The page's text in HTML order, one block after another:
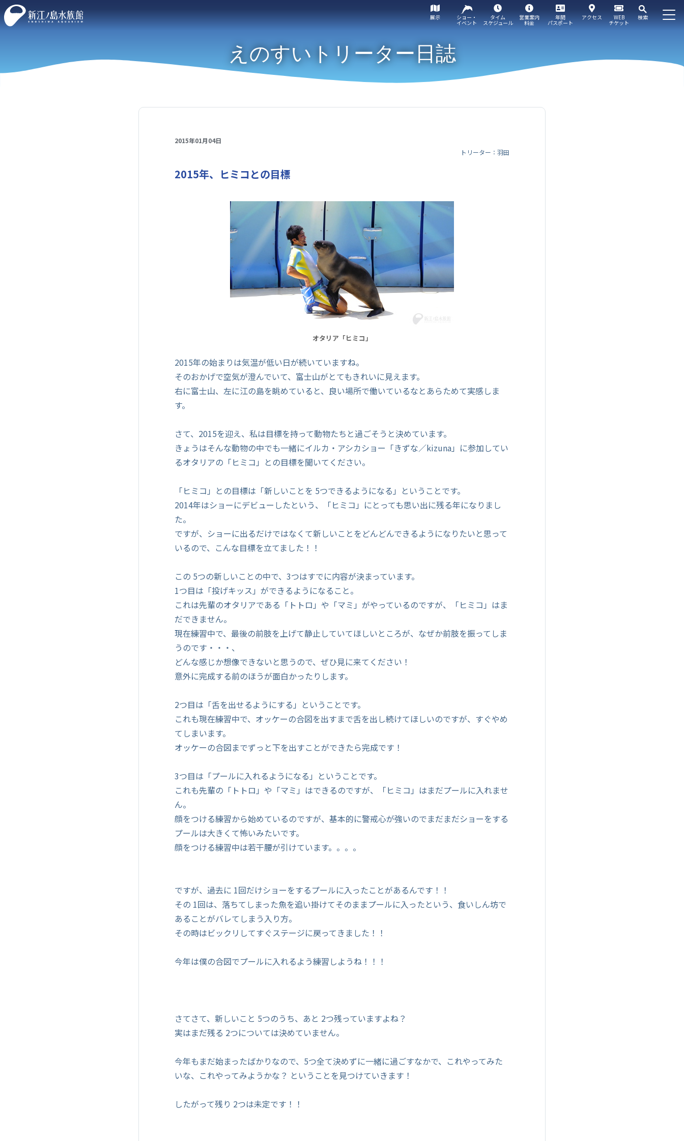
WEB
チケット
検索
展示 ショー・
イベント
タイム
スケジュール
営業案内
料金
年間
パスポート
アクセス
えのすいトリーター日誌
2015年01月04日
トリーター：羽田
2015年、ヒミコとの目標
オタリア「ヒミコ」
2015年の始まりは気温が低い日が続いていますね。
そのおかげで空気が澄んでいて、富士山がとてもきれいに見えます。
右に富士山、左に江の島を眺めていると、良い場所で働いているなとあらためて実感しま
す。
さて、2015を迎え、私は目標を持って動物たちと過ごそうと決めています。
きょうはそんな動物の中でも一緒にイルカ・アシカショー「きずな／kizuna」に参加してい
るオタリアの「ヒミコ」との目標を聞いてください。
「ヒミコ」との目標は「新しいことを 5つできるようになる」ということです。
2014年はショーにデビューしたという、「ヒミコ」にとっても思い出に残る年になりまし
た。
ですが、ショーに出るだけではなくて新しいことをどんどんできるようになりたいと思って
いるので、こんな目標を立てました！！
この 5つの新しいことの中で、3つはすでに内容が決まっています。
1つ目は「投げキッス」ができるようになること。
これは先輩のオタリアである「トトロ」や「マミ」がやっているのですが、「ヒミコ」はま
だできません。
現在練習中で、最後の前肢を上げて静止していてほしいところが、なぜか前肢を振ってしま
うのです・・・、
どんな感じか想像できないと思うので、ぜひ見に来てください！
意外に完成する前のほうが面白かったりします。
2つ目は「舌を出せるようにする」ということです。
これも現在練習中で、オッケーの合図を出すまで舌を出し続けてほしいのですが、すぐやめ
てしまいます。
オッケーの合図までずっと下を出すことができたら完成です！
3つ目は「プールに入れるようになる」ということです。
これも先輩の「トトロ」や「マミ」はできるのですが、「ヒミコ」はまだプールに入れませ
ん。
顔をつける練習から始めているのですが、基本的に警戒心が強いのでまだまだショーをする
プールは大きくて怖いみたいです。
顔をつける練習中は若干腰が引けています。。。。
ですが、過去に 1回だけショーをするプールに入ったことがあるんです！！
その 1回は、落ちてしまった魚を追い掛けてそのままプールに入ったという、食いしん坊で
あることがバレてしまう入り方。
その時はビックリしてすぐステージに戻ってきました！！
今年は僕の合図でプールに入れるよう練習しようね！！！
さてさて、新しいこと 5つのうち、あと 2つ残っていますよね？
実はまだ残る 2つについては決めていません。
今年もまだ始まったばかりなので、5つ全て決めずに一緒に過ごすなかで、これやってみた
いな、これやってみようかな？ ということを見つけていきます！
したがって残り 2つは未定です！！